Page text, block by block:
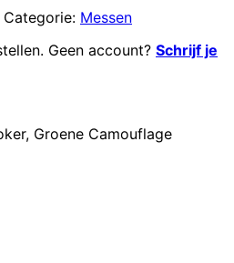
Categorie: Messen
Geen account? Schrijf je
Groene Camouflage